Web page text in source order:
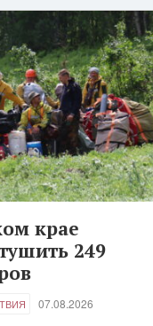
крае
249
07.08.2026